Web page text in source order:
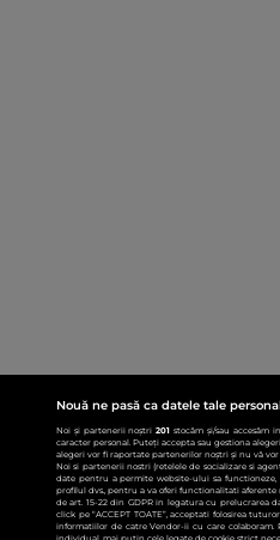
Nouă ne pasă ca datele tale
Noi și partenerii noștri201 stocăm și/sau accesăm
caracter personal. Puteți accepta sau gestiona
alegeri vor fi raportate partenerilor noștri și nu vă vor
Noi si partenerii nostri (retelele de socializare si
date pentru a permite website-ului sa
profilul dvs., pentru a va oferi functionalitati
de art. 15-22 din GDPR in legatura cu prelucrarea
click pe “ACCEPT TOATE”, acceptati folosirea
informatiilor de catre Vendor-ii cu care colaboram.
individual, mai putin cele legate de cookie strict